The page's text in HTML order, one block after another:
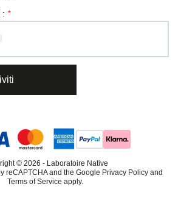
: *
© 2026 - Laboratoire Native
reCAPTCHA and the Google Privacy Policy and
Terms of Service apply.